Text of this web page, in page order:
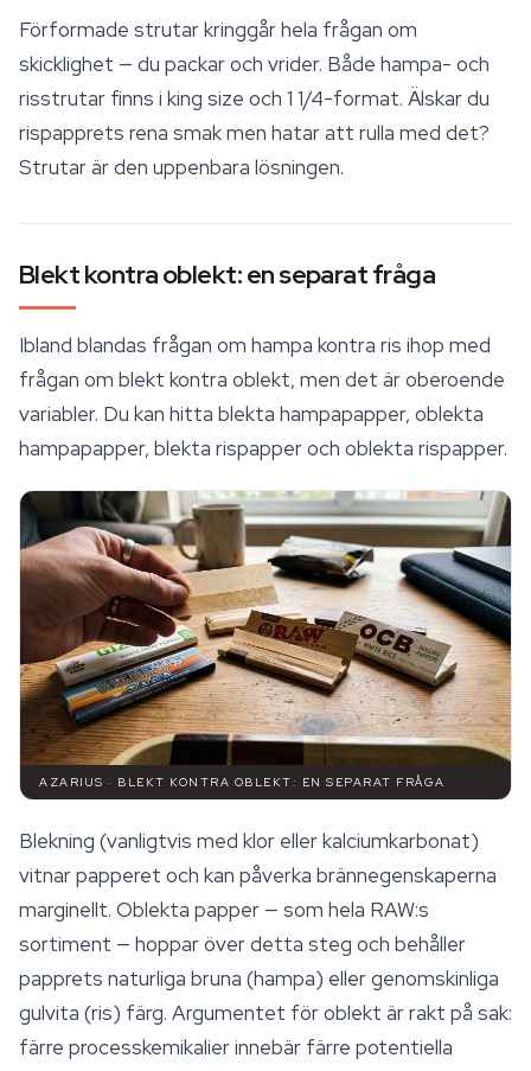
Förformade strutar kringgår hela frågan om
skicklighet — du packar och vrider. Både hampa- och
risstrutar finns i king size och 1 1/4-format. Älskar du
rispapprets rena smak men hatar att rulla med det?
Strutar är den uppenbara lösningen.
Blekt kontra oblekt: en separat fråga
Ibland blandas frågan om hampa kontra ris ihop med
frågan om blekt kontra oblekt, men det är oberoende
variabler. Du kan hitta blekta hampapapper, oblekta
hampapapper, blekta rispapper och oblekta rispapper.
AZARIUS · BLEKT KONTRA OBLEKT: EN SEPARAT FRÅGA
Blekning (vanligtvis med klor eller kalciumkarbonat)
vitnar papperet och kan påverka brännegenskaperna
marginellt. Oblekta papper — som hela RAW:s
sortiment — hoppar över detta steg och behåller
papprets naturliga bruna (hampa) eller genomskinliga
gulvita (ris) färg. Argumentet för oblekt är rakt på sak:
färre processkemikalier innebär färre potentiella